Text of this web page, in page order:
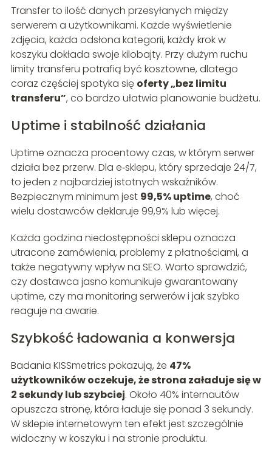
Transfer to ilość danych przesyłanych między
serwerem a użytkownikami. Każde wyświetlenie
zdjęcia, każda odsłona kategorii, każdy krok w
koszyku dokłada swoje kilobajty. Przy dużym ruchu
limity transferu potrafią być kosztowne, dlatego
coraz częściej spotyka się oferty „bez limitu
transferu”, co bardzo ułatwia planowanie budżetu.
Uptime i stabilność działania
Uptime oznacza procentowy czas, w którym serwer
działa bez przerw. Dla e‑sklepu, który sprzedaje 24/7,
to jeden z najbardziej istotnych wskaźników.
Bezpiecznym minimum jest 99,5% uptime, choć
wielu dostawców deklaruje 99,9% lub więcej.
Każda godzina niedostępności sklepu oznacza
utracone zamówienia, problemy z płatnościami, a
także negatywny wpływ na SEO. Warto sprawdzić,
czy dostawca jasno komunikuje gwarantowany
uptime, czy ma monitoring serwerów i jak szybko
reaguje na awarie.
Szybkość ładowania a konwersja
Badania KISSmetrics pokazują, że 47%
użytkowników oczekuje, że strona załaduje się w
2 sekundy lub szybciej. Około 40% internautów
opuszcza stronę, która ładuje się ponad 3 sekundy.
W sklepie internetowym ten efekt jest szczególnie
widoczny w koszyku i na stronie produktu.